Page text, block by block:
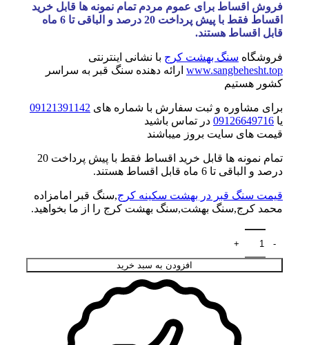
فروش اقساط برای عموم مردم تمام نمونه ها قابل خرید
اقساط فقط با پیش پرداخت 20 درصد و الباقی تا 6 ماه
قابل اقساط هستند.
فروشگاه سنگ بهشت کرج با نشانی اینترنتی
www.sangbehesht.top ارائه دهنده سنگ قبر به سراسر
کشور هستیم
برای مشاوره و ثبت سفارش با شماره های 09121391142
یا 09126649716 در تماس باشید
قیمت های سایت بروز میباشند
تمام نمونه ها قابل خرید اقساط فقط با پیش پرداخت 20
درصد و الباقی تا 6 ماه قابل اقساط هستند.
قیمت سنگ قبر در بهشت سکینه کرج,سنگ قبر امامزاده
محمد کرج,سنگ بهشت,سنگ بهشت کرج را از ما بخواهید.
افزودن به سبد خرید